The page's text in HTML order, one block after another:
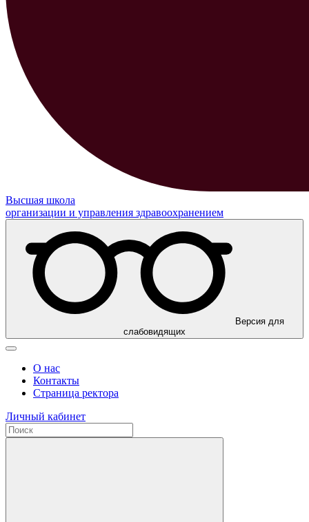
Высшая школа
организации и управления здравоохранением
Версия для
слабовидящих
О нас
Контакты
Страница ректора
Личный кабинет